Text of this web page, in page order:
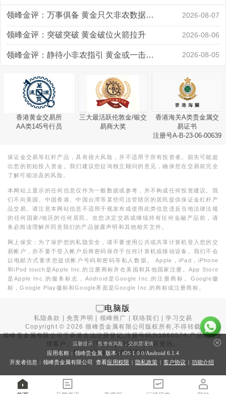
领峰金评：万事俱备 黄金只欠非农数据“东风” 2026-08-07
领峰金评：突破突破 黄金破位火箭拉升 2026-08-06
领峰金评：静待小非农指引 黄金或一击破局 2026-08-05
香港黄金交易所
AA类145号行员
三大最活跃伦敦金/银交
易商大奖
香港海关A类贵金属交
易证书
注册号A-B-23-06-00639
保证金交易等杠杆产品，具有很大风险，并不适用于所有投资者。损失可能超
出您的初始投入资金。我们建议您征询独立顾问的意见，确保您在交易前完全
了解可能涉及的风险。
本网站上显示的任何信息仅作为一般数据或参考，并不构成任何投资建议。我
们不向美国、中国香港、中国台湾等某些司法管辖区的居民提供保证金杠杆产
品交易。请注意本网站信息不适用于视发布或使用此类信息违反当地法律法规
的任何国家/地区的任何居民。在您决定交易或继续持有任何金融产品前，请
务必阅读理解并同意我们的产品披露声明和其他相关文件。
网上保安：为了保护您的私隐安全，请不要使用公共或共享计算机登入您的交
易帐户，亦不要于登入帐户后将密码保存于任何计算机或移动设备。我们不会
以电邮方式要求您提供帐户号码和密码等私人数据。 Apple，iPad，iPhone
和iPod touch是Apple Inc.的注册商标并在美国和其他国家注册。App Store
是Apple Inc.的服务标志，Android是Google Inc.的注册商标。Google徽
标，Google Play徽标和Google界面是Google Inc.的商标或注册商标。
电脑版
私隐条款 |免责声明 领峰推广 |联络我们 |学习交易
Copyright ©2026 领峰贵金属有限公司版权所有,不得转载
领峰贵金属有限公司于香港合法注册登记,注册号码为1660574,产品面向全
球客户。本站内所有内容均为香港地区资讯。
投资有风险，入市需谨慎。
温馨提示：投资有风险，交易需谨慎
应用名称：领峰贵金属 版本：iOS 1.0.0/Android 6.1.4
开发者信息：领峰贵金属有限公司 查看应用权限 | 隐私政策 | 客户协议 | 功能介绍